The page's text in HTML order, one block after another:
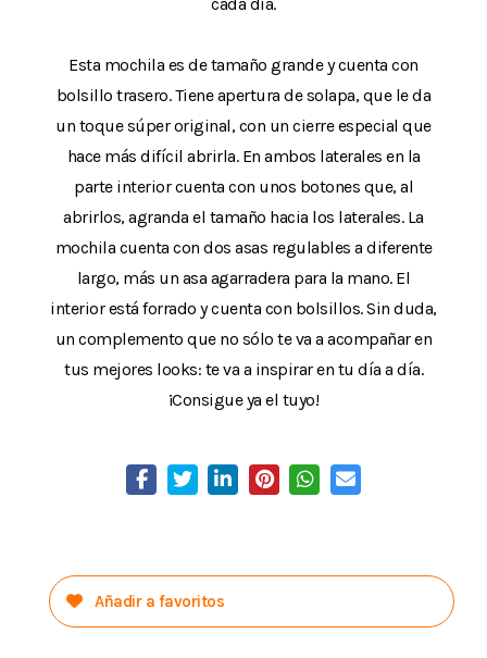
Esta mochila es de tamaño grande y cuenta con
bolsillo trasero. Tiene apertura de solapa, que le da
un toque súper original, con un cierre especial que
hace más difícil abrirla. En ambos laterales en la
parte interior cuenta con unos botones que, al
abrirlos, agranda el tamaño hacia los laterales. La
mochila cuenta con dos asas regulables a diferente
largo, más un asa agarradera para la mano. El
interior está forrado y cuenta con bolsillos. Sin duda,
un complemento que no sólo te va a acompañar en
tus mejores looks: te va a inspirar en tu día a día.
¡Consigue ya el tuyo!
Añadir a favoritos